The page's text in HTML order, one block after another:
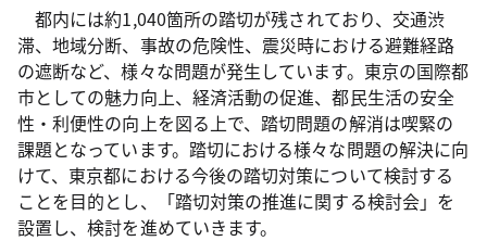
都内には約1,040箇所の踏切が残されており、交通渋
滞、地域分断、事故の危険性、震災時における避難経路
の遮断など、様々な問題が発生しています。東京の国際都
市としての魅力向上、経済活動の促進、都民生活の安全
性・利便性の向上を図る上で、踏切問題の解消は喫緊の
課題となっています。踏切における様々な問題の解決に向
けて、東京都における今後の踏切対策について検討する
ことを目的とし、「踏切対策の推進に関する検討会」を
設置し、検討を進めていきます。